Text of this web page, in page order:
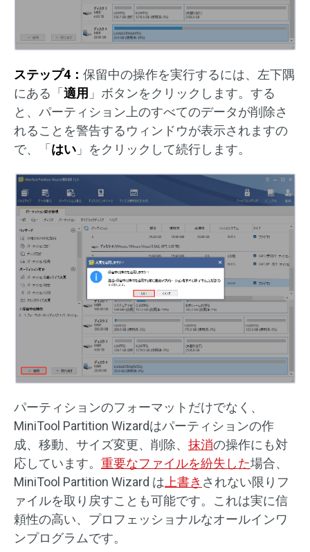
ステップ4： 保留中の操作を実行するには、左下隅
にある「 適用 」ボタンをクリックします。する
と、パーティション上のすべてのデータが削除さ
れることを警告するウィンドウが表示されますの
で、「 はい 」をクリックして続行します。
パーティションのフォーマットだけでなく、
MiniTool Partition Wizardはパーティションの作
成、移動、サイズ変更、削除、 抹消の操作にも対
応しています。 重要なファイルを紛失した場合、
MiniTool Partition Wizard は 上書き されない限りフ
ァイルを取り戻すことも可能です。これは実に信
頼性の高い、プロフェッショナルなオールインワ
ンプログラムです。